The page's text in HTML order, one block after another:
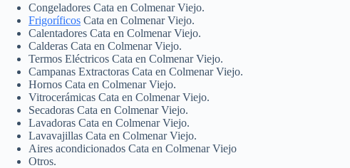
Congeladores Cata en Colmenar Viejo.
Frigoríficos Cata en Colmenar Viejo.
Calentadores Cata en Colmenar Viejo.
Calderas Cata en Colmenar Viejo.
Termos Eléctricos Cata en Colmenar Viejo.
Campanas Extractoras Cata en Colmenar Viejo.
Hornos Cata en Colmenar Viejo.
Vitrocerámicas Cata en Colmenar Viejo.
Secadoras Cata en Colmenar Viejo.
Lavadoras Cata en Colmenar Viejo.
Lavavajillas Cata en Colmenar Viejo.
Aires acondicionados Cata en Colmenar Viejo
Otros.